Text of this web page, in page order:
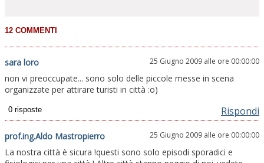
sara loro 25 Giugno 2009 alle ore 00:00:00
non vi preoccupate... sono solo delle piccole messe in scena
organizzate per attirare turisti in città :o)
Rispondi
prof.ing.Aldo Mastropierro 25 Giugno 2009 alle ore 00:00:00
La nostra città è sicura !questi sono solo episodi sporadici e